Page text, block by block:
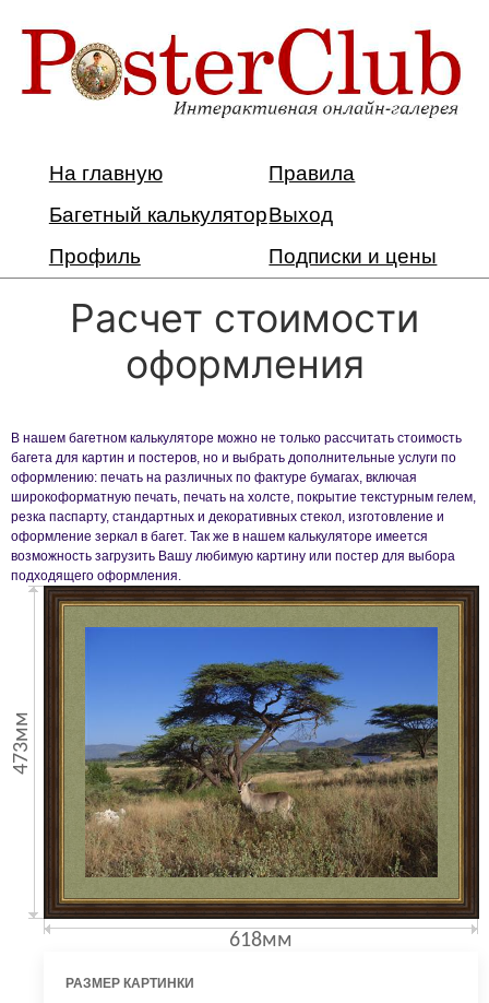
На главную
Правила
Багетный калькуляторВыход
Профиль
Подписки и цены
Расчет стоимости
оформления
В нашем багетном калькуляторе можно не только рассчитать стоимость
багета для картин и постеров, но и выбрать дополнительные услуги по
оформлению: печать на различных по фактуре бумагах, включая
широкоформатную печать, печать на холсте, покрытие текстурным гелем,
резка паспарту, стандартных и декоративных стекол, изготовление и
оформление зеркал в багет. Так же в нашем калькуляторе имеется
возможность загрузить Вашу любимую картину или постер для выбора
подходящего оформления.
473мм
618мм
РАЗМЕР КАРТИНКИ